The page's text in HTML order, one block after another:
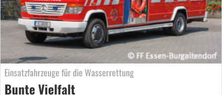
Einsatzfahrzeuge für die Wasserrettung
Bunte Vielfalt